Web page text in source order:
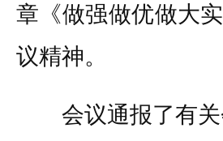
章《做强做优做大
议精神。
会议通报了有关